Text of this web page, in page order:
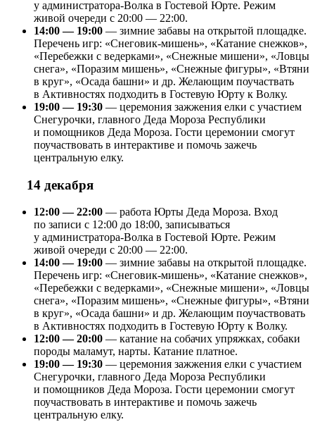
у администратора-Волка в Гостевой Юрте. Режим
живой очереди с 20:00 — 22:00.
14:00 — 19:00 — зимние забавы на открытой площадке.
Перечень игр: «Снеговик-мишень», «Катание снежков»,
«Перебежки с ведерками», «Снежные мишени», «Ловцы
снега», «Поразим мишень», «Снежные фигуры», «Втяни
в круг», «Осада башни» и др. Желающим поучаствать
в Активностях подходить в Гостевую Юрту к Волку.
19:00 — 19:30 — церемония зажжения елки с участием
Снегурочки, главного Деда Мороза Республики
и помощников Деда Мороза. Гости церемонии смогут
поучаствовать в интерактиве и помочь зажечь
центральную елку.
14 декабря
12:00 — 22:00 — работа Юрты Деда Мороза. Вход
по записи с 12:00 до 18:00, записываться
у администратора-Волка в Гостевой Юрте. Режим
живой очереди с 20:00 — 22:00.
14:00 — 19:00 — зимние забавы на открытой площадке.
Перечень игр: «Снеговик-мишень», «Катание снежков»,
«Перебежки с ведерками», «Снежные мишени», «Ловцы
снега», «Поразим мишень», «Снежные фигуры», «Втяни
в круг», «Осада башни» и др. Желающим поучаствовать
в Активностях подходить в Гостевую Юрту к Волку.
12:00 — 20:00 — катание на собачих упряжках, собаки
породы маламут, нарты. Катание платное.
19:00 — 19:30 — церемония зажжения елки с участием
Снегурочки, главного Деда Мороза Республики
и помощников Деда Мороза. Гости церемонии смогут
поучаствовать в интерактиве и помочь зажечь
центральную елку.